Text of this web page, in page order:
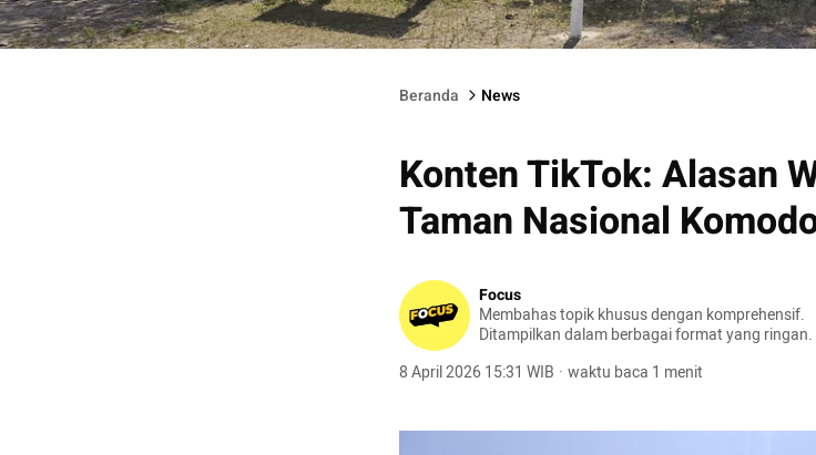
Beranda News
Konten TikTok: Alasan
Taman Nasional
Focus
Membahas topik khusus dengan komprehensif.
Ditampilkan dalam berbagai format yang ringan.
8 April 2026 15:31 WIB · waktu baca 1 menit